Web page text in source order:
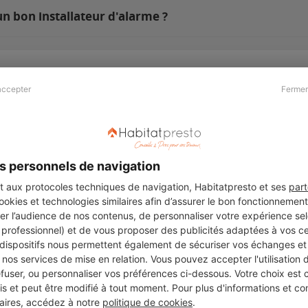
personnels de navigation
aux protocoles techniques de navigation, Habitatpresto et ses
et technologies similaires afin d’assurer le bon
l’audience de nos contenus, de personnaliser votre expérience
et de vous proposer des publicités adaptées à vos
nous permettent également de sécuriser vos échanges
services de mise en relation. Vous pouvez accepter l'utilisation
ou personnaliser vos préférences ci-dessous. Votre choix est
et peut être modifié à tout moment. Pour plus d'informations et
accédez à notre politique de cookies.
bon installateur d'alarme ?
Revue de presse
Légal
Charte cookies
Suivez-nous